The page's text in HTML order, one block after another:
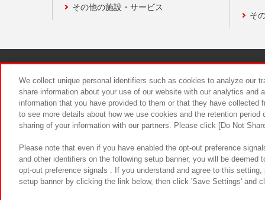
その他の施設・サービス
そ
食品のご
We collect unique personal identifiers such as cookies to analyze our
share information about your use of our website with our analytics and
information that you have provided to them or that they have
to see more details about how we use cookies and the retention
sharing of your information with our partners. Please click [Do Not
Please note that even if you have enabled the opt-out preference
and other identifiers on the following setup banner, you will be
opt-out preference signals . If you understand and agree to this
setup banner by clicking the link below, then click 'Save Settings' and